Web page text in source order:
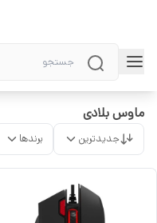
ماوس بلادی
جدیدترین برندها